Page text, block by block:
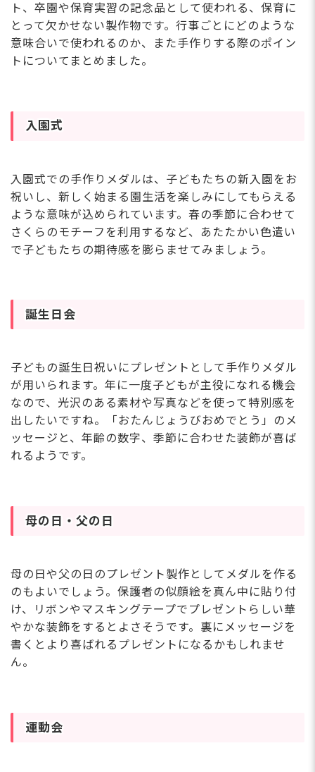
ト、卒園や保育実習の記念品として使われる、保育に
とって欠かせない製作物です。行事ごとにどのような
意味合いで使われるのか、また手作りする際のポイン
トについてまとめました。
入園式
入園式での手作りメダルは、子どもたちの新入園をお
祝いし、新しく始まる園生活を楽しみにしてもらえる
ような意味が込められています。春の季節に合わせて
さくらのモチーフを利用するなど、あたたかい色遣い
で子どもたちの期待感を膨らませてみましょう。
誕生日会
子どもの誕生日祝いにプレゼントとして手作りメダル
が用いられます。年に一度子どもが主役になれる機会
なので、光沢のある素材や写真などを使って特別感を
出したいですね。「おたんじょうびおめでとう」のメ
ッセージと、年齢の数字、季節に合わせた装飾が喜ば
れるようです。
母の日・父の日
母の日や父の日のプレゼント製作としてメダルを作る
のもよいでしょう。保護者の似顔絵を真ん中に貼り付
け、リボンやマスキングテープでプレゼントらしい華
やかな装飾をするとよさそうです。裏にメッセージを
書くとより喜ばれるプレゼントになるかもしれませ
ん。
運動会